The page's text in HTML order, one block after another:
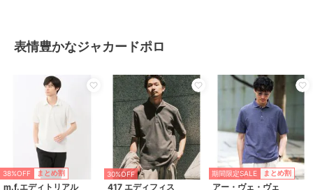
表情豊かなジャカードポロ
38%OFF まとめ割
m.f.エディトリアル
30%OFF
417 エディフィス
期間限定SALE まとめ割
アー・ヴェ・ヴェ